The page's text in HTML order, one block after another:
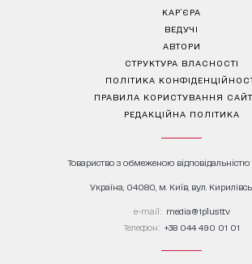
КАР’ЄРА
ВЕДУЧІ
АВТОРИ
СТРУКТУРА ВЛАСНОСТІ
ПОЛІТИКА
ПРАВИЛА КОРИСТУВАННЯ
РЕДАКЦІЙНА ПОЛІТИКА
Товариство з обмеженою
Україна, 04080, м. Київ, вул.
е-mail: media@1plus1.tv
Телефон: +38 044 490 01 01